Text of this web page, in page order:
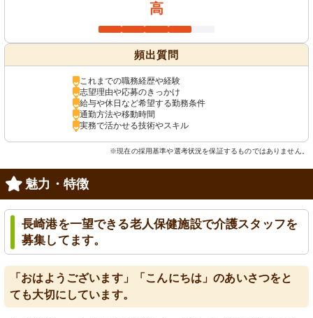
高
頻出質問
これまでの職務経歴や経験
志望理由や応募のきっかけ
給与や休日など希望する勤務条件
通勤方法や移動時間
実務で活かせる技術やスキル
※現在の採用基準や選考状況を保証するものではありません。
魅力・特徴
長崎港を一望できる老人保健施設で介護スタッフを
募集してます。
「おはようございます」「こんにちは」のあいさつをと
ても大切にしています。